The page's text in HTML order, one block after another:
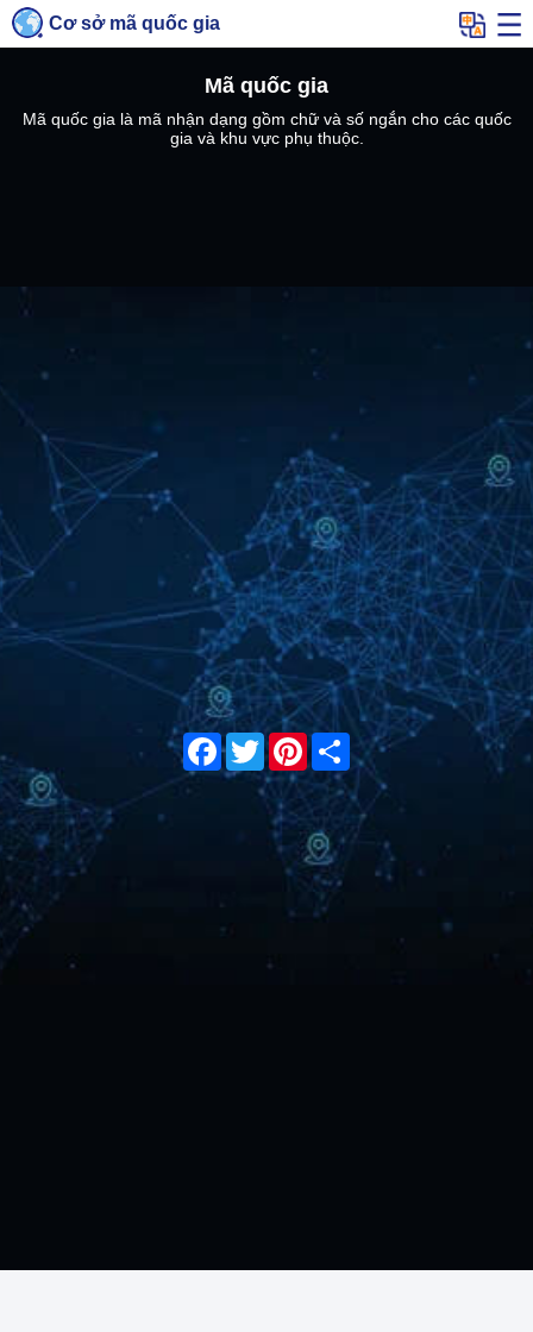
Cơ sở mã quốc gia
Mã quốc gia
Mã quốc gia là mã nhận dạng gồm chữ và số ngắn cho các quốc
gia và khu vực phụ thuộc.
Facebook
TwitterPinterest
Share